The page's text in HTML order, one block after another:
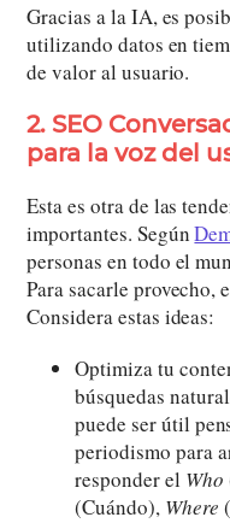
Gracias a la IA, es
utilizando datos en
de valor al usuario.
2. SEO
para la voz del
Esta es otra de las
importantes. Según
personas en todo el
Para sacarle
Considera estas ideas:
Optimiza tu
búsquedas
puede ser útil
periodismo para
responder el Who
(Cuándo), Where